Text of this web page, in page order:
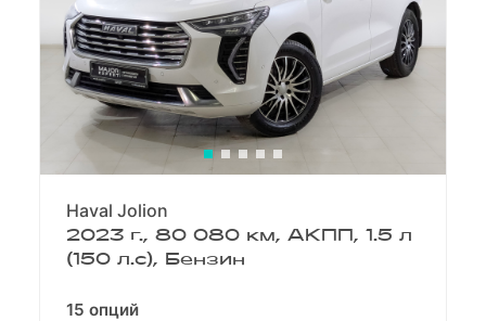
Haval Jolion
2023 г., 80 080 км, АКПП, 1.5 л
(150 л.с), Бензин
15 опций